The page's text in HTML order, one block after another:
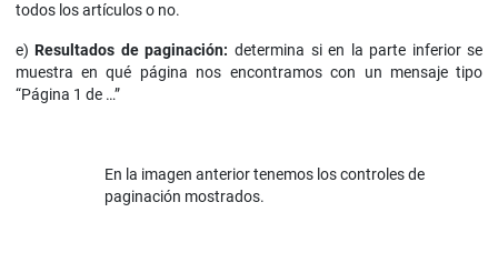
todos los artículos o no.
e)Resultados de paginación: determina si en la parte inferior se
muestra en qué página nos encontramos con un mensaje tipo
“Página 1 de …”
En la imagen anterior tenemos los controles de
paginación mostrados.